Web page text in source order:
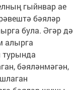
гыйнвар ае
бәяләр
була. Әгәр дә
алырга
турында
бәяләнмәгән,